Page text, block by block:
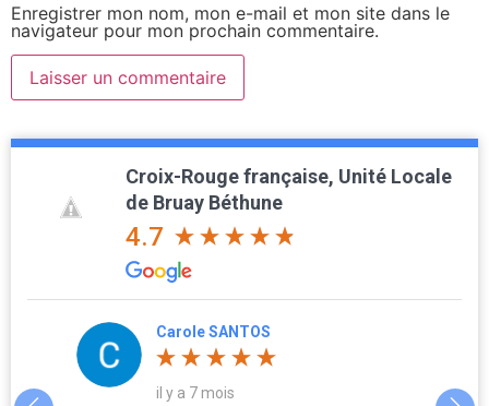
Enregistrer mon nom, mon e-mail et mon site dans le
navigateur pour mon prochain commentaire.
Croix-Rouge française, Unité Locale
de Bruay Béthune
4.7
Carole SANTOS
il y a 7 mois